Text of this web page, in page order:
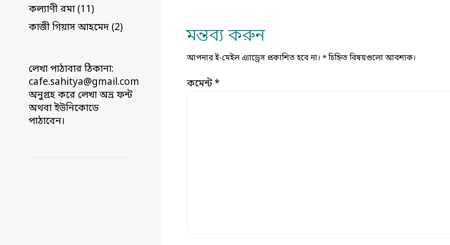
কল্যাণী রমা (11)
কাজী গিয়াস আহমেদ (2)
লেখা পাঠাবার ঠিকানা:
cafe.sahitya@gmail.com
অনুগ্রহ করে লেখা অভ্র ফন্ট
অথবা ইউনিকোডে
পাঠাবেন।
মন্তব্য করুন
আপনার ই-মেইল এ্যাড্রেস প্রকাশিত হবে না। *চিহ্নিত বিষয়গুলো আবশ্যক।
কমেন্ট*